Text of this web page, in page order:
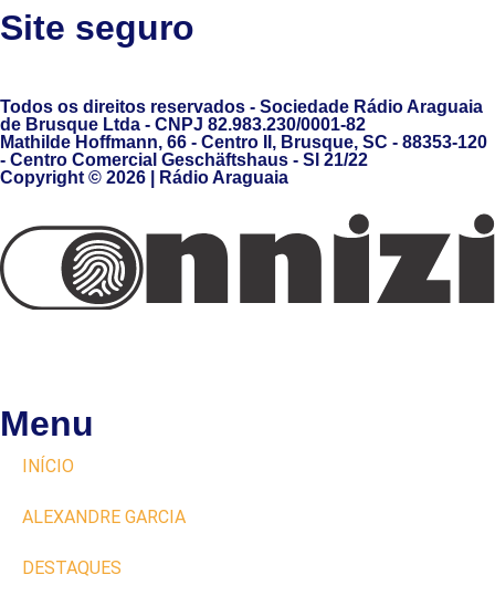
Site seguro
Todos os direitos reservados - Sociedade Rádio Araguaia
de Brusque Ltda - CNPJ 82.983.230/0001-82
Mathilde Hoffmann, 66 - Centro II, Brusque, SC - 88353-120
- Centro Comercial Geschäftshaus - Sl 21/22
Copyright © 2026 | Rádio Araguaia
Menu
INÍCIO
ALEXANDRE GARCIA
DESTAQUES